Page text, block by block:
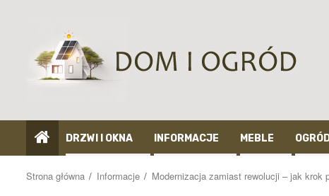
DRZWI I OKNA INFORMACJE MEBLE
Strona główna Informacje Modernizacja zamiast rewolucji – jak krok